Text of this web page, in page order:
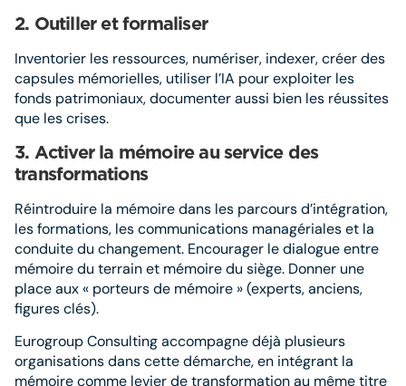
2. Outiller et formaliser
Inventorier les ressources, numériser, indexer, créer des
capsules mémorielles, utiliser l’IA pour exploiter les
fonds patrimoniaux, documenter aussi bien les réussites
que les crises.
3. Activer la mémoire au service des
transformations
Réintroduire la mémoire dans les parcours d’intégration,
les formations, les communications managériales et la
conduite du changement. Encourager le dialogue entre
mémoire du terrain et mémoire du siège. Donner une
place aux « porteurs de mémoire » (experts, anciens,
figures clés).
Eurogroup Consulting accompagne déjà plusieurs
organisations dans cette démarche, en intégrant la
mémoire comme levier de transformation au même titre